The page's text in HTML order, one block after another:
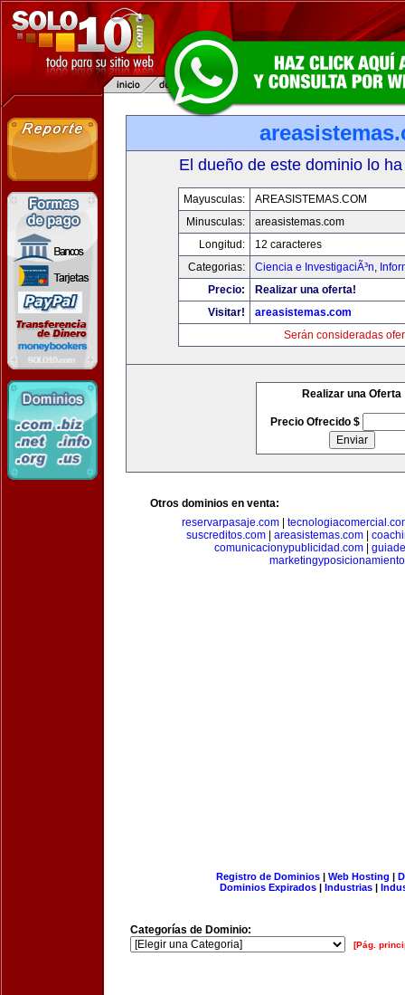
El dueño de este dominio lo
Mayusculas:
AREASISTEMAS.COM
Minusculas:
areasistemas.com
Longitud:
12 caracteres
Categorias:
Ciencia e InvestigaciÃ³n,
Precio:
Realizar una oferta!
Visitar!
areasistemas.com
Serán consideradas
Realizar una Oferta
Precio Ofrecido $
Otros dominios en venta:
reservarpasaje.com
suscreditos.com
areasistemas.com
comunicacionypublicidad.com
Registro de Dominios| Web Hosting |
Dominios Expirados | Industrias |
Categorías de Dominio:
[Pág.